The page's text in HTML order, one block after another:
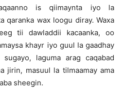
is qiimaynta iyo la
qaranka wax loogu diray. Waxa
tii dawladdii kacaanka, oo
khayr iyo guul la gaadhay
laguma arag caqabad
jirin, masuul la tilmaamay ama
sheegin.